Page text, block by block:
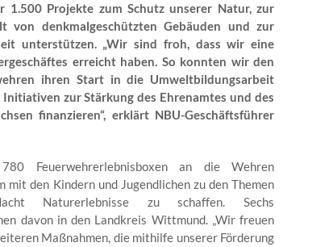
1.500 Projekte zum Schutz unserer Natur, zur
von denkmalgeschützten Gebäuden und zur
unterstützen. „Wir sind froh, dass wir eine
erreicht haben. So konnten wir den
ihren Start in die Umweltbildungsarbeit
zur Stärkung des Ehrenamtes und des
finanzieren“, erklärt NBU-Geschäftsführer
Feuerwehrerlebnisboxen an die Wehren
mit den Kindern und Jugendlichen zu den Themen
Naturerlebnisse zu schaffen. Sechs
davon in den Landkreis Wittmund. „Wir freuen
Maßnahmen, die mithilfe unserer Förderung